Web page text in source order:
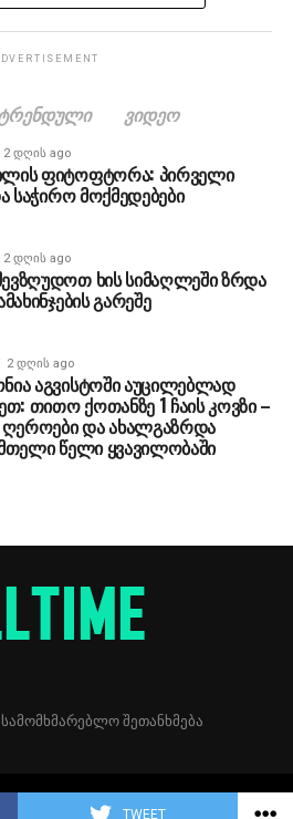
TWEET
ᲕᲘᲓᲔᲝ
2 დღის ago
ფიტოფტორა: პირველი
საჭირო მოქმედებები
2 დღის ago
ხის სიმაღლეში ზრდა
გარეშე
2 დღის ago
აგვისტოში აუცილებლად
თითო ქოთანზე 1 ჩაის კოვზი –
ღეროები და ახალგაზრდა
წელი ყვავილობაში
ᲡᲐᲛᲝᲛᲮᲛᲐᲠᲔᲑᲚᲝ ᲨᲔᲗᲐᲜᲮᲛᲔᲑᲐ
© 2018